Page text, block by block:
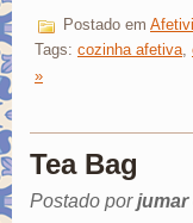
Postado em
Tags: cozinha afetiva,
»
Tea Bag
Postado porjumar